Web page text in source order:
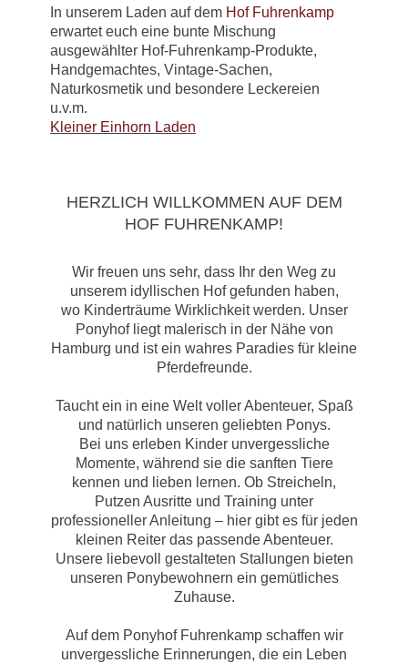
In unserem Laden auf dem Hof Fuhrenkamp
erwartet euch eine bunte Mischung
ausgewählter Hof-Fuhrenkamp-Produkte,
Handgemachtes, Vintage-Sachen,
Naturkosmetik und besondere Leckereien
u.v.m.
Kleiner Einhorn Laden
HERZLICH WILLKOMMEN AUF DEM
HOF FUHRENKAMP!
Wir freuen uns sehr, dass Ihr den Weg zu
unserem idyllischen Hof gefunden haben,
wo Kinderträume Wirklichkeit werden. Unser
Ponyhof liegt malerisch in der Nähe von
Hamburg und ist ein wahres Paradies für kleine
Pferdefreunde.
Taucht ein in eine Welt voller Abenteuer, Spaß
und natürlich unseren geliebten Ponys.
Bei uns erleben Kinder unvergessliche
Momente, während sie die sanften Tiere
kennen und lieben lernen. Ob Streicheln,
Putzen Ausritte und Training unter
professioneller Anleitung – hier gibt es für jeden
kleinen Reiter das passende Abenteuer.
Unsere liebevoll gestalteten Stallungen bieten
unseren Ponybewohnern ein gemütliches
Zuhause.
Auf dem Ponyhof Fuhrenkamp schaffen wir
unvergessliche Erinnerungen, die ein Leben